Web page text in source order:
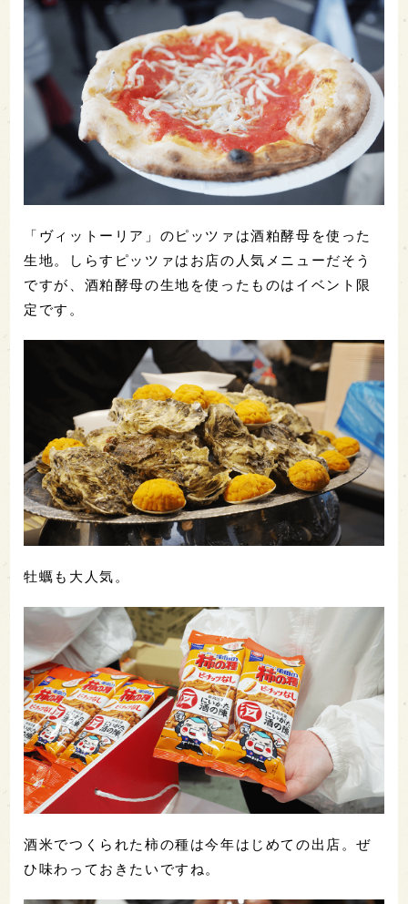
「ヴィットーリア」のピッツァは酒粕酵母を使った
生地。しらすピッツァはお店の人気メニューだそう
ですが、酒粕酵母の生地を使ったものはイベント限
定です。
牡蠣も大人気。
酒米でつくられた柿の種は今年はじめての出店。ぜ
ひ味わっておきたいですね。